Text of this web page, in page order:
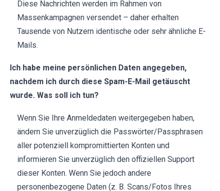
Diese Nachrichten werden im Rahmen von
Massenkampagnen versendet – daher erhalten
Tausende von Nutzern identische oder sehr ähnliche E-
Mails.
Ich habe meine persönlichen Daten angegeben,
nachdem ich durch diese Spam-E-Mail getäuscht
wurde. Was soll ich tun?
Wenn Sie Ihre Anmeldedaten weitergegeben haben,
ändern Sie unverzüglich die Passwörter/Passphrasen
aller potenziell kompromittierten Konten und
informieren Sie unverzüglich den offiziellen Support
dieser Konten. Wenn Sie jedoch andere
personenbezogene Daten (z. B. Scans/Fotos Ihres